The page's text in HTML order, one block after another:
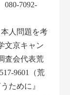
7092-
人問題を考
文京キャン
査会代表荒
9601（荒
ために』